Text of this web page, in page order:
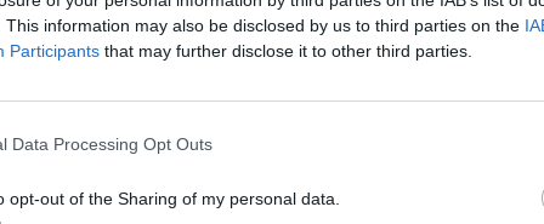
This information may also be disclosed by us to third parties on the
Participants that may further disclose it to other third parties.
Data Processing Opt Outs
opt-out of the Sharing of my personal data.
mu się na wiele po śmierci. Śmierć tłumaczy, że
i biednych, uczciwych i nikczemników. Sąd zaś